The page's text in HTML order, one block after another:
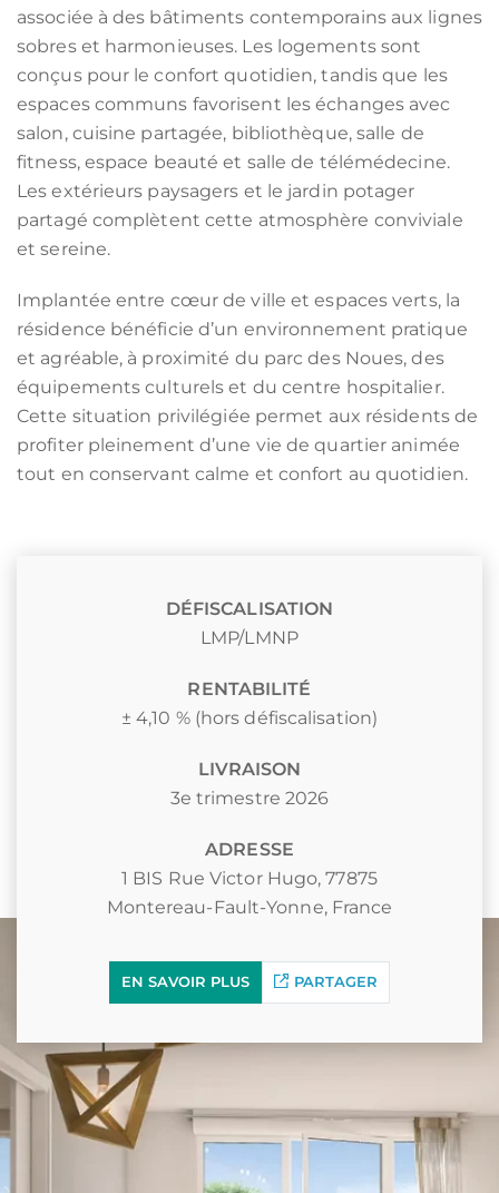
associée à des bâtiments contemporains aux lignes
sobres et harmonieuses. Les logements sont
conçus pour le confort quotidien, tandis que les
espaces communs favorisent les échanges avec
salon, cuisine partagée, bibliothèque, salle de
fitness, espace beauté et salle de télémédecine.
Les extérieurs paysagers et le jardin potager
partagé complètent cette atmosphère conviviale
et sereine.
Implantée entre cœur de ville et espaces verts, la
résidence bénéficie d’un environnement pratique
et agréable, à proximité du parc des Noues, des
équipements culturels et du centre hospitalier.
Cette situation privilégiée permet aux résidents de
profiter pleinement d’une vie de quartier animée
tout en conservant calme et confort au quotidien.
DÉFISCALISATION
LMP/LMNP
RENTABILITÉ
± 4,10 % (hors défiscalisation)
LIVRAISON
3e trimestre 2026
ADRESSE
1 BIS Rue Victor Hugo, 77875
Montereau-Fault-Yonne, France
EN SAVOIR PLUS PARTAGER